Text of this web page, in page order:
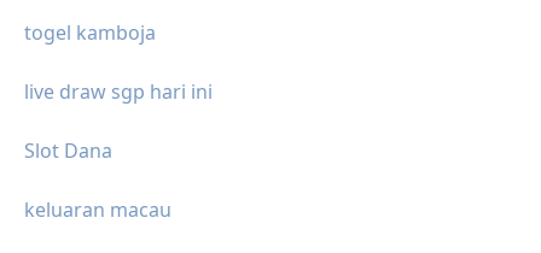
togel kamboja
live draw sgp hari ini
Slot Dana
keluaran macau